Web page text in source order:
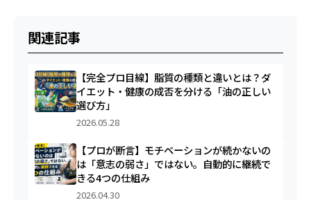
関連記事
【完全プロ目線】脂質の種類と違いとは？ダ
イエット・健康の成否を分ける「油の正しい
選び方」
2026.05.28
【プロが断言】モチベーションが続かないの
は「意志の弱さ」ではない。自動的に継続で
きる4つの仕組み
2026.04.30